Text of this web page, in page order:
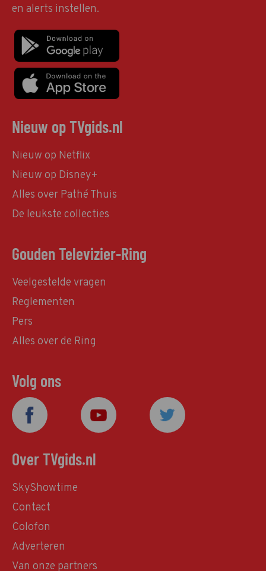
en alerts instellen.
Nieuw op TVgids.nl
Nieuw op Netflix
Nieuw op Disney+
Alles over Pathé Thuis
De leukste collecties
Gouden Televizier-Ring
Veelgestelde vragen
Reglementen
Pers
Alles over de Ring
Volg ons
Over TVgids.nl
SkyShowtime
Contact
Colofon
Adverteren
Van onze partners